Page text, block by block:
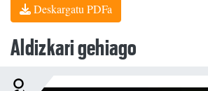
Deskargatu PDFa
Aldizkari gehiago